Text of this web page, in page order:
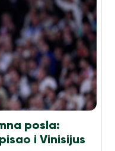
posla:
i Vinisijus